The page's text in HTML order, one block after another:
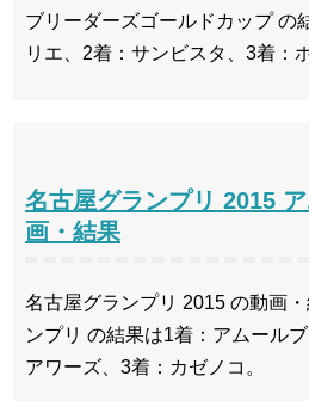
ブリーダーズゴールドカップ の
リエ、2着：サンビスタ、3着：
名古屋グランプリ 2015
画・結果
名古屋グランプリ 2015 の動画
ンプリ の結果は1着：アムール
アワーズ、3着：カゼノコ。